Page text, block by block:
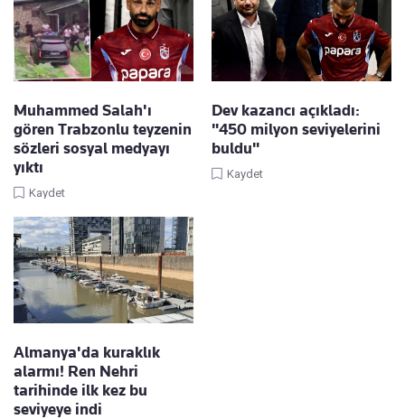
Muhammed Salah'ı
gören Trabzonlu teyzenin
sözleri sosyal medyayı
yıktı
Kaydet
Dev kazancı açıkladı:
"450 milyon seviyelerini
buldu"
Kaydet
Almanya'da kuraklık
alarmı! Ren Nehri
tarihinde ilk kez bu
seviyeye indi